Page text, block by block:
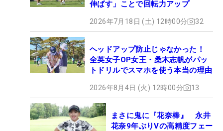
伸ばす」ことで回転力アップ
2026年7月18日 (土) 12時00分 32
ヘッドアップ防止じゃなかった！
全英女子OP女王・桑木志帆がパッ
トドリルでスマホを使う本当の理由
2026年8月4日 (火) 12時00分 13
まさに鬼に『花奈棒』 永井
花奈9年ぶりVの高精度フェー